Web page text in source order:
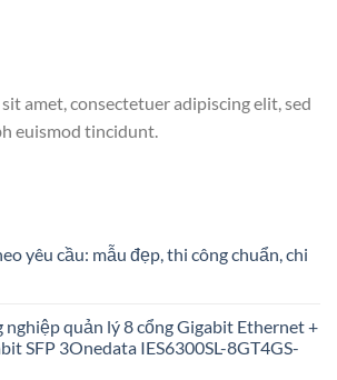
amet, consectetuer adipiscing elit, sed
euismod tincidunt.
yêu cầu: mẫu đẹp, thi công chuẩn, chi
nghiệp quản lý 8 cổng Gigabit Ethernet +
SFP 3Onedata IES6300SL-8GT4GS-